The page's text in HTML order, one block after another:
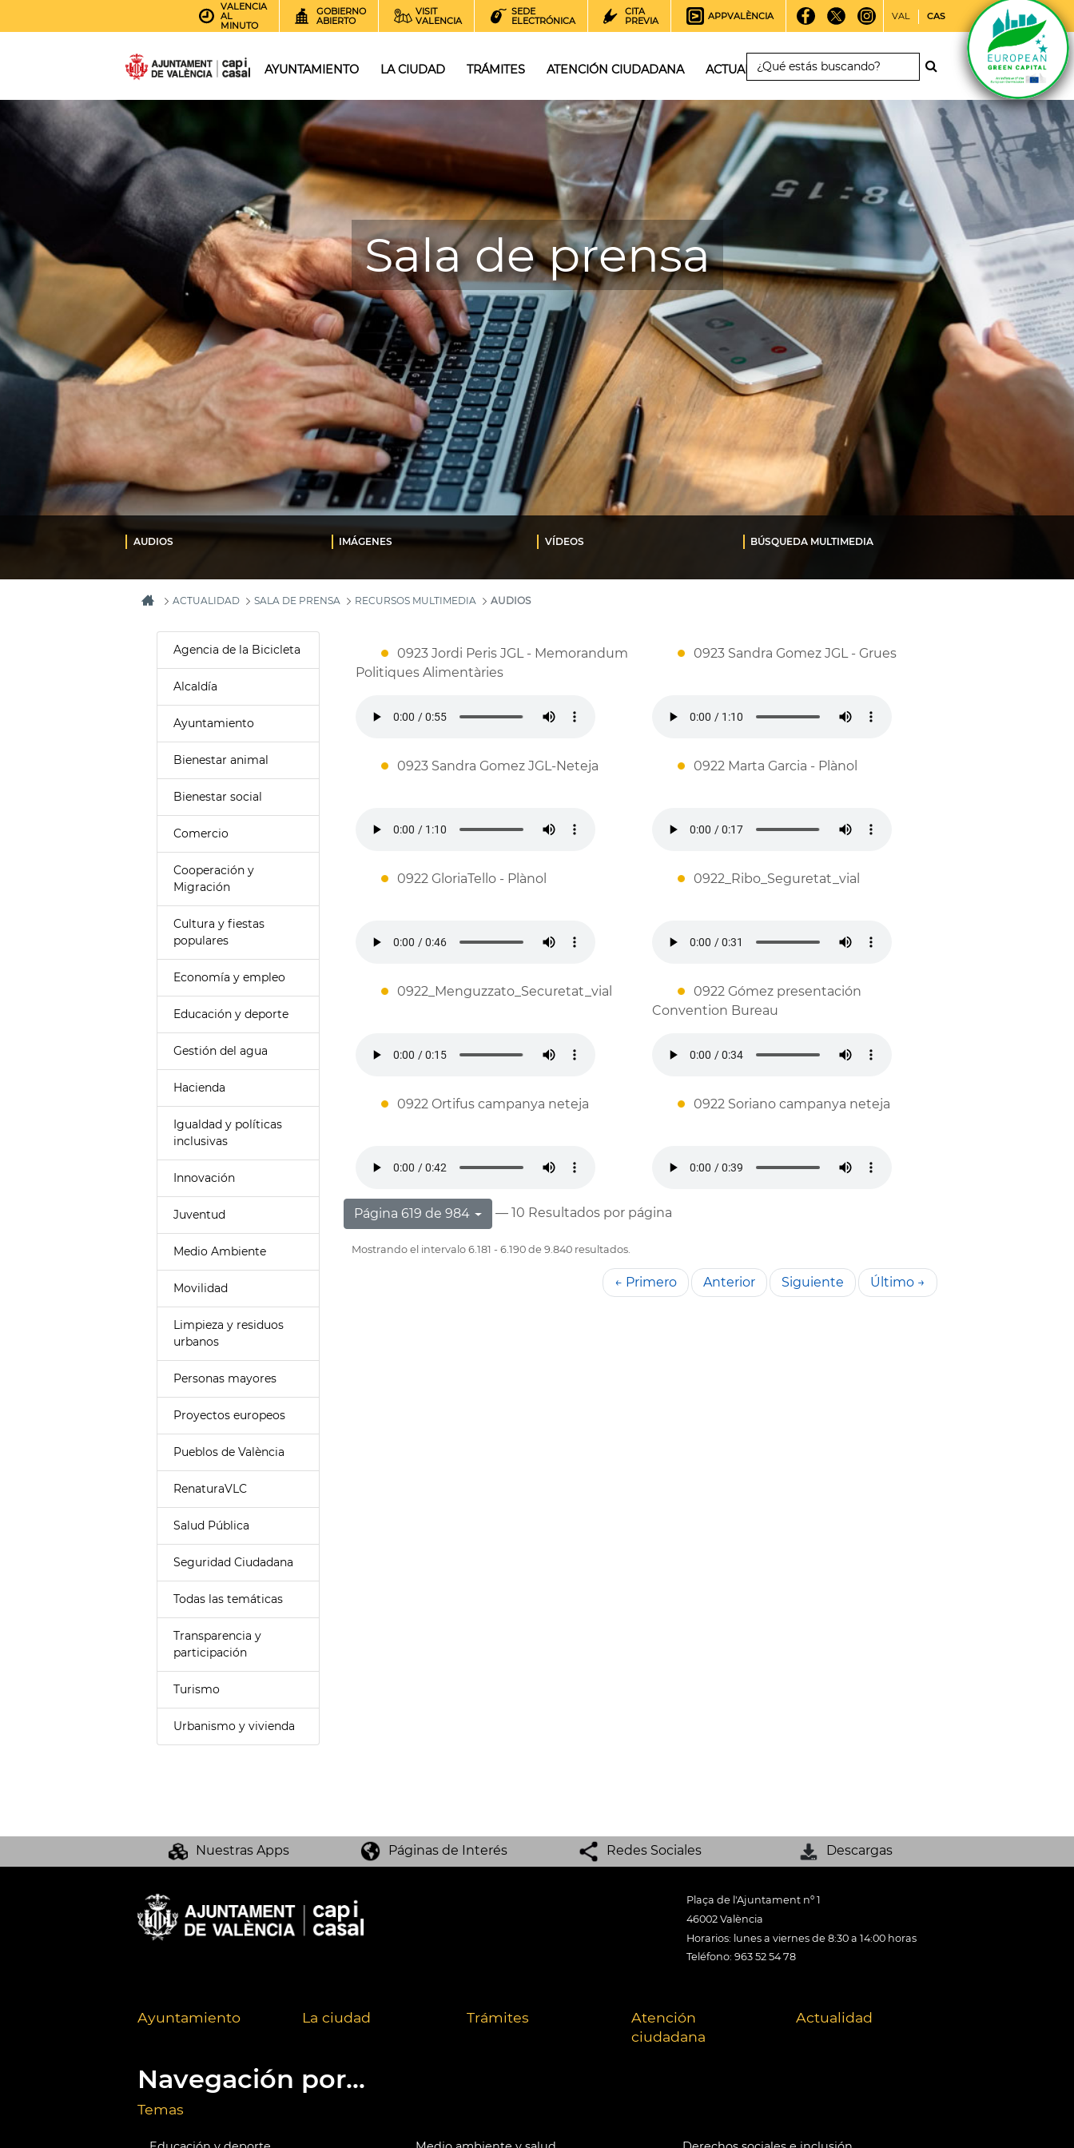
VALENCIA
AL
MINUTO
GOBIERNO
ABIERTO
VISIT
VALENCIA
SEDE
ELECTRÓNICA
CITA
PREVIA
APPVALÈNCIA VAL CAS
AYUNTAMIENTO LA CIUDAD TRÁMITES ATENCIÓN CIUDADANA ACTUALIDAD
Sala de prensa
AUDIOS IMÁGENES VÍDEOS BÚSQUEDA MULTIMEDIA
ACTUALIDAD SALA DE PRENSA RECURSOS MULTIMEDIA AUDIOS
Agencia de la Bicicleta
Alcaldía
Ayuntamiento
Bienestar animal
Bienestar social
Comercio
Cooperación y
Migración
Cultura y fiestas
populares
Economía y empleo
Educación y deporte
Gestión del agua
Hacienda
Igualdad y políticas
inclusivas
Innovación
Juventud
Medio Ambiente
Movilidad
Limpieza y residuos
urbanos
Personas mayores
Proyectos europeos
Pueblos de València
RenaturaVLC
Salud Pública
Seguridad Ciudadana
Todas las temáticas
Transparencia y
participación
Turismo
Urbanismo y vivienda
0923 Jordi Peris JGL - Memorandum
Politiques Alimentàries
0923 Sandra Gomez JGL - Grues
0923 Sandra Gomez JGL-Neteja 0922 Marta Garcia - Plànol
0922 GloriaTello - Plànol 0922_Ribo_Seguretat_vial
0922_Menguzzato_Securetat_vial
0922 Gómez presentación
Convention Bureau
0922 Ortifus campanya neteja 0922 Soriano campanya neteja
Página 619 de 984 — 10 Resultados por página
Mostrando el intervalo 6.181 - 6.190 de 9.840 resultados.
← Primero Anterior Siguiente Último →
Nuestras Apps Páginas de Interés Redes Sociales Descargas
Plaça de l'Ajuntament nº 1
46002 València
Horarios: lunes a viernes de 8:30 a 14:00 horas
Teléfono: 963 52 54 78
Ayuntamiento La ciudad Trámites
Atención
ciudadana
Actualidad
Navegación por...
Temas